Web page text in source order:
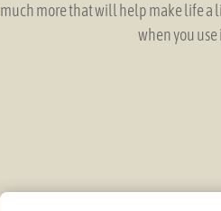
much more that will help make life a
when you